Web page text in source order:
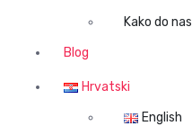
Kako do nas
Blog
Hrvatski
English